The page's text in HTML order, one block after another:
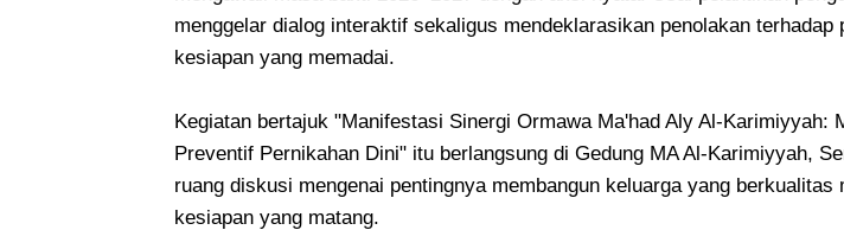
menggelar dialog interaktif sekaligus mendeklarasikan penolakan terhadap
kesiapan yang memadai.
Kegiatan bertajuk "Manifestasi Sinergi Ormawa Ma'had Aly Al-Karimiyyah:
Preventif Pernikahan Dini" itu berlangsung di Gedung MA Al-Karimiyyah,
ruang diskusi mengenai pentingnya membangun keluarga yang berkualitas
kesiapan yang matang.